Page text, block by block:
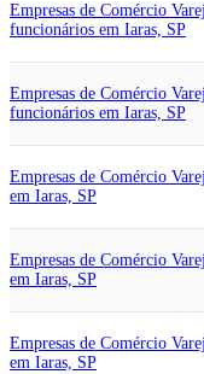
Empresas de Comércio
funcionários em Iaras, SP
Empresas de Comércio
funcionários em Iaras, SP
Empresas de Comércio
em Iaras, SP
Empresas de Comércio
em Iaras, SP
Empresas de Comércio
em Iaras, SP